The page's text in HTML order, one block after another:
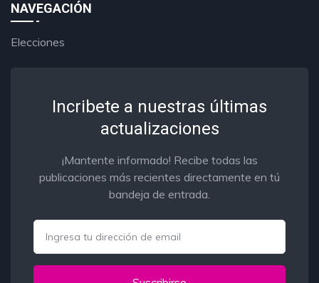
NAVEGACIÓN
Elecciones
Incribete a nuestras últimas
actualizaciones
¡Mantente informado! Recibe todas las
publicaciones más recientes directamente en tú
bandeja de entrada.